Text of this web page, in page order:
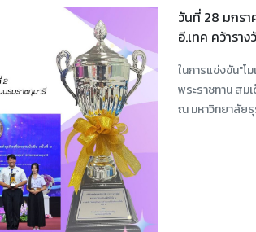
วันที่ 28 มกร
อี.เทค คว้ารา
ในการแข่งขัน"โ
พระราชทาน สม
ณ มหาวิทยาลัย